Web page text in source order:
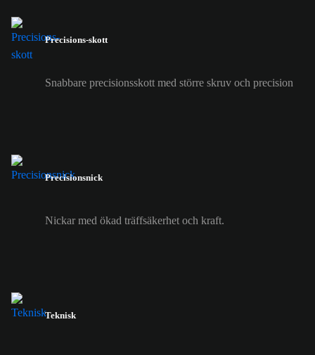
Precisions-skott
Snabbare precisionsskott med större skruv och precision
Precisionsnick
Nickar med ökad träffsäkerhet och kraft.
Teknisk